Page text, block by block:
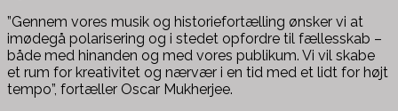
”Gennem vores musik og historiefortælling ønsker vi at
imødegå polarisering og i stedet opfordre til fællesskab –
både med hinanden og med vores publikum. Vi vil skabe
et rum for kreativitet og nærvær i en tid med et lidt for højt
tempo”, fortæller Oscar Mukherjee.